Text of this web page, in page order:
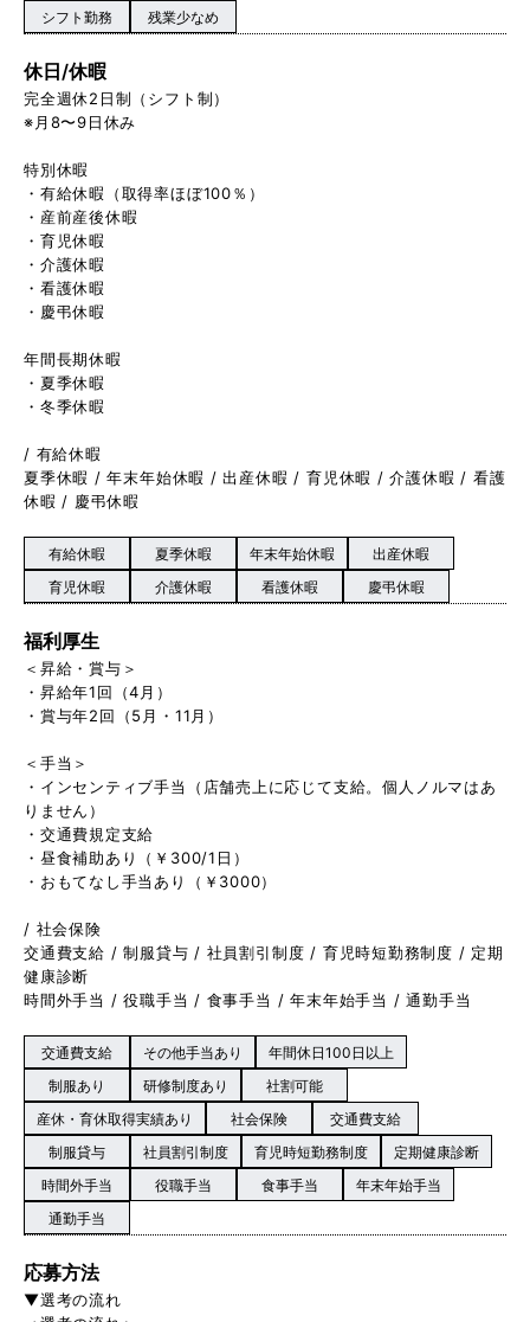
シフト勤務 残業少なめ
休日/休暇
完全週休2日制（シフト制）
※月8〜9日休み
特別休暇
・有給休暇（取得率ほぼ100％）
・産前産後休暇
・育児休暇
・介護休暇
・看護休暇
・慶弔休暇
年間長期休暇
・夏季休暇
・冬季休暇
/ 有給休暇
夏季休暇 / 年末年始休暇 / 出産休暇 / 育児休暇 / 介護休暇 / 看護
休暇 / 慶弔休暇
有給休暇 夏季休暇 年末年始休暇
出産休暇
育児休暇
介護休暇 看護休暇 慶弔休暇
福利厚生
＜昇給・賞与＞
・昇給年1回（4月）
・賞与年2回（5月・11月）
＜手当＞
・インセンティブ手当（店舗売上に応じて支給。個人ノルマはあ
りません）
・交通費規定支給
・昼食補助あり（￥300/1日）
・おもてなし手当あり（￥3000）
/ 社会保険
交通費支給 / 制服貸与 / 社員割引制度 / 育児時短勤務制度 / 定期
健康診断
時間外手当 / 役職手当 / 食事手当 / 年末年始手当 / 通勤手当
交通費支給 その他手当あり
年間休日100日以上
制服あり
研修制度あり
社割可能
産休・育休取得実績あり
社会保険
交通費支給
制服貸与
社員割引制度 育児時短勤務制度
定期健康診断
時間外手当
役職手当 食事手当
年末年始手当
通勤手当
応募方法
▼選考の流れ